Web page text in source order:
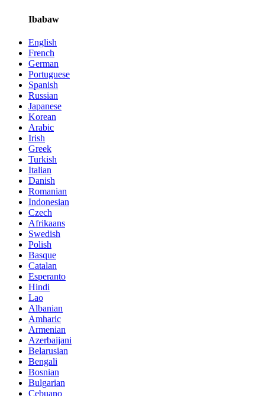
Ibabaw
English
French
German
Portuguese
Spanish
Russian
Japanese
Korean
Arabic
Irish
Greek
Turkish
Italian
Danish
Romanian
Indonesian
Czech
Afrikaans
Swedish
Polish
Basque
Catalan
Esperanto
Hindi
Lao
Albanian
Amharic
Armenian
Azerbaijani
Belarusian
Bengali
Bosnian
Bulgarian
Cebuano